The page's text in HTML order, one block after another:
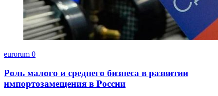
eurorum 0
Роль малого и среднего бизнеса в развитии
импортозамещения в России